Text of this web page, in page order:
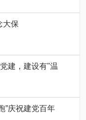
保
建，建设有"温
”庆祝建党百年